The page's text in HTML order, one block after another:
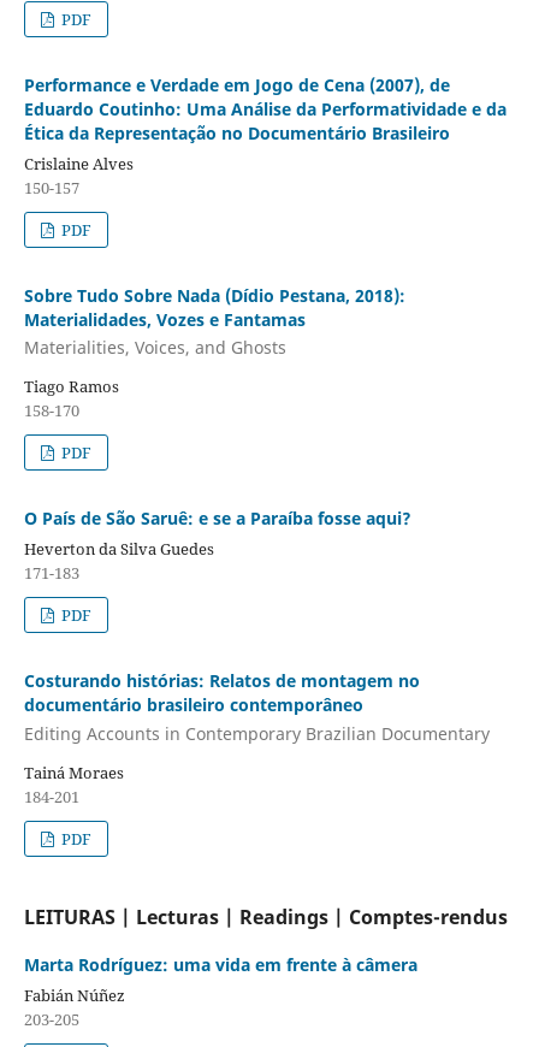
PDF
Performance e Verdade em Jogo de Cena (2007), de
Eduardo Coutinho: Uma Análise da Performatividade e da
Ética da Representação no Documentário Brasileiro
Crislaine Alves
150-157
PDF
Sobre Tudo Sobre Nada (Dídio Pestana, 2018):
Materialidades, Vozes e Fantamas
Materialities, Voices, and Ghosts
Tiago Ramos
158-170
PDF
O País de São Saruê: e se a Paraíba fosse aqui?
Heverton da Silva Guedes
171-183
PDF
Costurando histórias: Relatos de montagem no
documentário brasileiro contemporâneo
Editing Accounts in Contemporary Brazilian Documentary
Tainá Moraes
184-201
PDF
LEITURAS | Lecturas | Readings | Comptes-rendus
Marta Rodríguez: uma vida em frente à câmera
Fabián Núñez
203-205